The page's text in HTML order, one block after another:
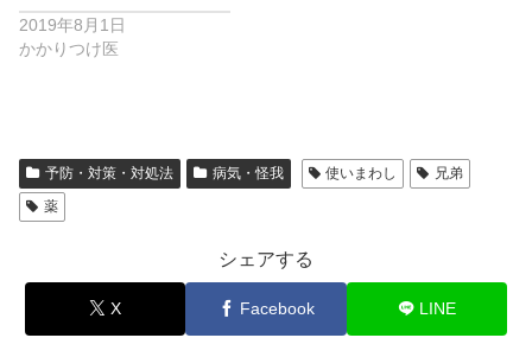
2019年8月1日
かかりつけ医
予防・対策・対処法 病気・怪我 使いまわし
兄弟
薬
シェアする
X Facebook LINE